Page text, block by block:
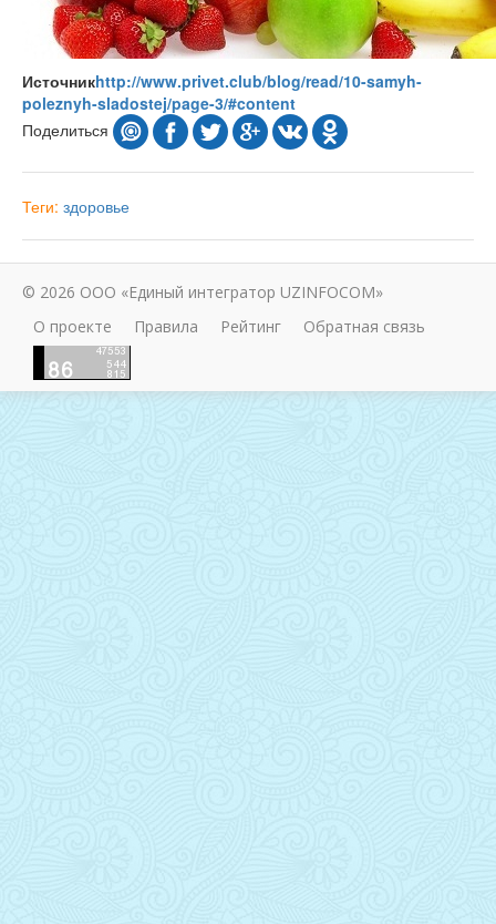
Источникhttp://www.privet.club/blog/read/10-samyh-
poleznyh-sladostej/page-3/#content
Поделиться
Теги: здоровье
© 2026 ООО «Единый интегратор UZINFOCOM»
О проекте
Правила Рейтинг Обратная связь